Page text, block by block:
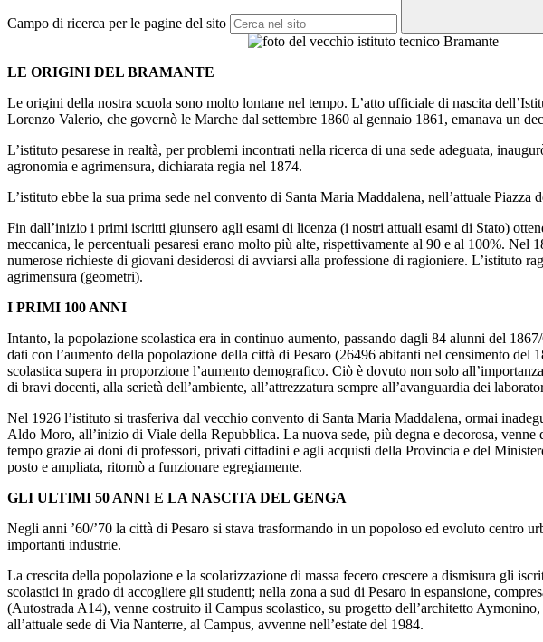
Campo di ricerca per le pagine del sito
LE ORIGINI DEL BRAMANTE
Le origini della nostra scuola sono molto lontane nel tempo. L’atto ufficiale di nascita
Lorenzo Valerio, che governò le Marche dal settembre 1860 al gennaio 1861, emanava un
L’istituto pesarese in realtà, per problemi incontrati nella ricerca di una sede adeguata,
agronomia e agrimensura, dichiarata regia nel 1874.
L’istituto ebbe la sua prima sede nel convento di Santa Maria Maddalena, nell’attuale
Fin dall’inizio i primi iscritti giunsero agli esami di licenza (i nostri attuali esami di Stato)
meccanica, le percentuali pesaresi erano molto più alte, rispettivamente al 90 e al 100%.
numerose richieste di giovani desiderosi di avviarsi alla professione di ragioniere. L’istituto
agrimensura (geometri).
I PRIMI 100 ANNI
Intanto, la popolazione scolastica era in continuo aumento, passando dagli 84 alunni del
dati con l’aumento della popolazione della città di Pesaro (26496 abitanti nel censimento
scolastica supera in proporzione l’aumento demografico. Ciò è dovuto non solo
di bravi docenti, alla serietà dell’ambiente, all’attrezzatura sempre all’avanguardia dei
Nel 1926 l’istituto si trasferiva dal vecchio convento di Santa Maria Maddalena, ormai
Aldo Moro, all’inizio di Viale della Repubblica. La nuova sede, più degna e decorosa,
tempo grazie ai doni di professori, privati cittadini e agli acquisti della Provincia e del
posto e ampliata, ritornò a funzionare egregiamente.
GLI ULTIMI 50 ANNI E LA NASCITA DEL GENGA
Negli anni ’60/’70 la città di Pesaro si stava trasformando in un popoloso ed evoluto centro
importanti industrie.
La crescita della popolazione e la scolarizzazione di massa fecero crescere a dismisura gli
scolastici in grado di accogliere gli studenti; nella zona a sud di Pesaro in espansione,
(Autostrada A14), venne costruito il Campus scolastico, su progetto dell’architetto
all’attuale sede di Via Nanterre, al Campus, avvenne nell’estate del 1984.